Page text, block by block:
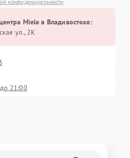
конфиденциальности
Miele в Владивостоке:
ул., 2К
21:00